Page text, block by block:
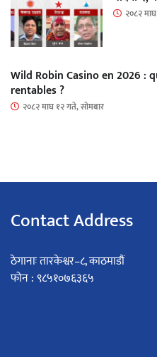
२०८२
Wild Robin Casino en 2026 :
rentables ?
२०८२ माघ १२ गते, सोमबार
Contact Address
ठेगानाः तारकेश्वर–८, काठमाडौं
फोन : ९८५१०७६३६५